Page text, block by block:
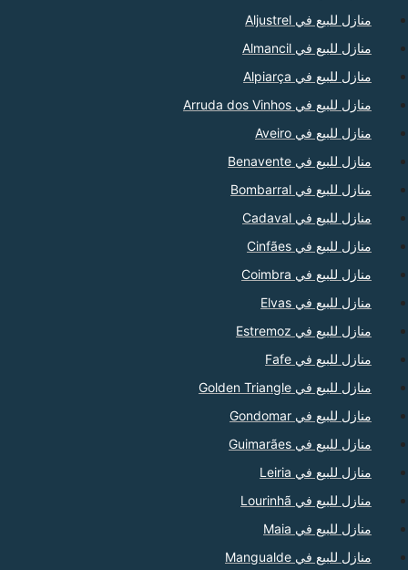
منازل للبيع في Aljustrel
منازل للبيع في Almancil
منازل للبيع في Alpiarça
منازل للبيع في Arruda dos Vinhos
منازل للبيع في Aveiro
منازل للبيع في Benavente
منازل للبيع في Bombarral
منازل للبيع في Cadaval
منازل للبيع في Cinfães
منازل للبيع في Coimbra
منازل للبيع في Elvas
منازل للبيع في Estremoz
منازل للبيع في Fafe
منازل للبيع في Golden Triangle
منازل للبيع في Gondomar
منازل للبيع في Guimarães
منازل للبيع في Leiria
منازل للبيع في Lourinhã
منازل للبيع في Maia
منازل للبيع في Mangualde